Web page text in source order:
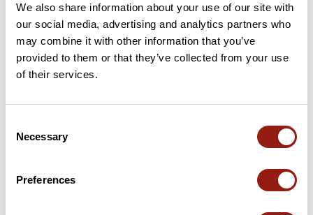
We also share information about your use of our site with
our social media, advertising and analytics partners who
may combine it with other information that you’ve
provided to them or that they’ve collected from your use
of their services.
Selection
Necessary
Preferences
Cols le long du parcours
23 km Col de la Coche 725 m